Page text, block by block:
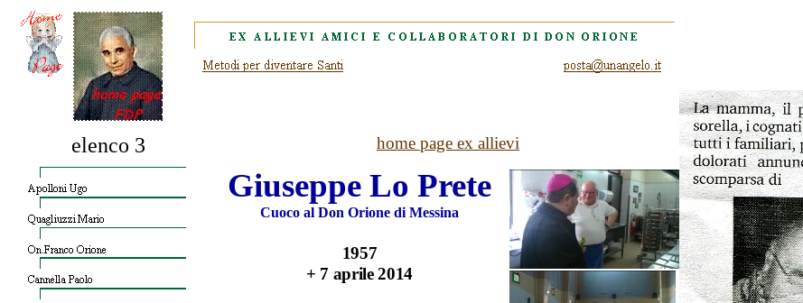
home page ex allievi
elenco 3
Giuseppe Lo Prete
Cuoco al Don Orione di Messina
1957
+ 7 aprile 2014